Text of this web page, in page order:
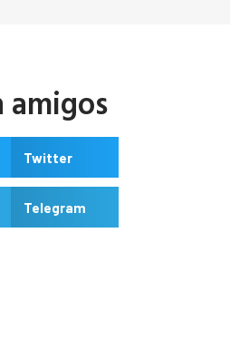
amigos
Twitter
Telegram